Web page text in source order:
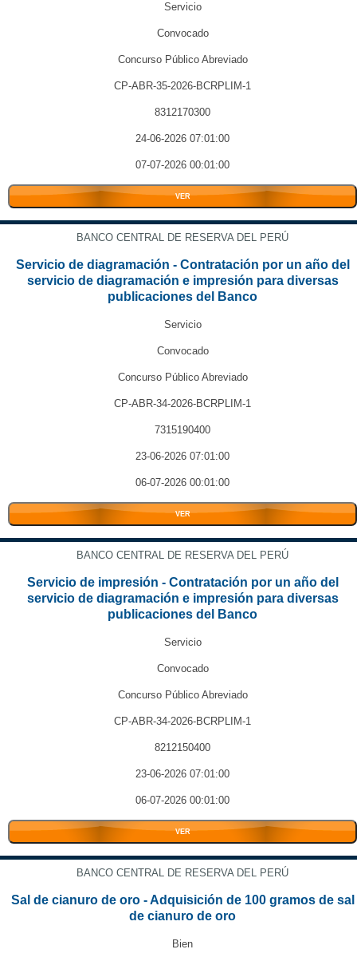
Servicio
Convocado
Concurso Público Abreviado
CP-ABR-35-2026-BCRPLIM-1
8312170300
24-06-2026 07:01:00
07-07-2026 00:01:00
VER
BANCO CENTRAL DE RESERVA DEL PERÚ
Servicio de diagramación - Contratación por un año del
servicio de diagramación e impresión para diversas
publicaciones del Banco
Servicio
Convocado
Concurso Público Abreviado
CP-ABR-34-2026-BCRPLIM-1
7315190400
23-06-2026 07:01:00
06-07-2026 00:01:00
VER
BANCO CENTRAL DE RESERVA DEL PERÚ
Servicio de impresión - Contratación por un año del
servicio de diagramación e impresión para diversas
publicaciones del Banco
Servicio
Convocado
Concurso Público Abreviado
CP-ABR-34-2026-BCRPLIM-1
8212150400
23-06-2026 07:01:00
06-07-2026 00:01:00
VER
BANCO CENTRAL DE RESERVA DEL PERÚ
Sal de cianuro de oro - Adquisición de 100 gramos de sal
de cianuro de oro
Bien